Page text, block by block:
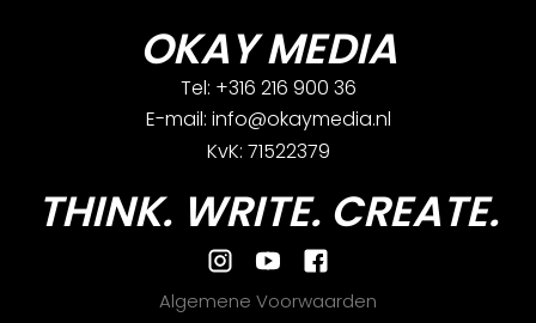
OKAY MEDIA
Tel: +316 216 900 36
E-mail: info@okaymedia.nl
KvK: 71522379
THINK. WRITE. CREATE.
Algemene Voorwaarden